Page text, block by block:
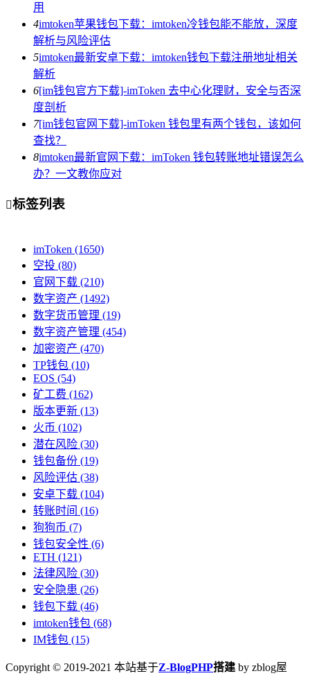
用
4imtoken苹果钱包下载：imtoken冷钱包能不能放，深度
解析与风险评估
5imtoken最新安卓下载：imtoken钱包下载注册地址相关
解析
6[im钱包官方下载]-imToken 去中心化理财，安全与否深
度剖析
7[im钱包官网下载]-imToken 钱包里有两个钱包，该如何
查找？
8imtoken最新官网下载：imToken 钱包转账地址错误怎么
办？一文教你应对
标签列表
imToken (1650)
空投 (80)
官网下载 (210)
数字资产 (1492)
数字货币管理 (19)
数字资产管理 (454)
加密资产 (470)
TP钱包 (10)
EOS (54)
矿工费 (162)
版本更新 (13)
火币 (102)
潜在风险 (30)
钱包备份 (19)
风险评估 (38)
安卓下载 (104)
转账时间 (16)
狗狗币 (7)
钱包安全性 (6)
ETH (121)
法律风险 (30)
安全隐患 (26)
钱包下载 (46)
imtoken钱包 (68)
IM钱包 (15)
Copyright © 2019-2021 本站基于Z-BlogPHP搭建 by zblog屋